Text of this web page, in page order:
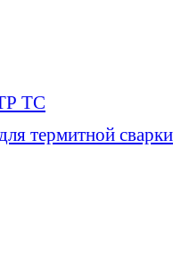
ТС
термитной сварки